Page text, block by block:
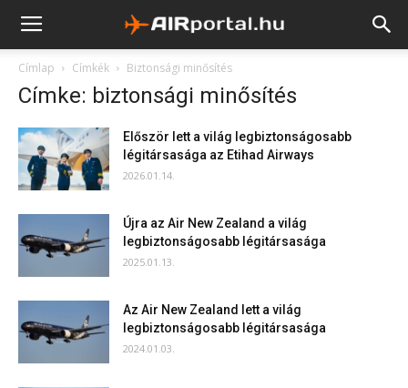
Címlap Címkék Biztonsági minősítés
Címke: biztonsági minősítés
Először lett a világ legbiztonságosabb
légitársasága az Etihad Airways
2026.01.14.
Újra az Air New Zealand a világ
legbiztonságosabb légitársasága
2025.01.13.
Az Air New Zealand lett a világ
legbiztonságosabb légitársasága
2024.01.03.